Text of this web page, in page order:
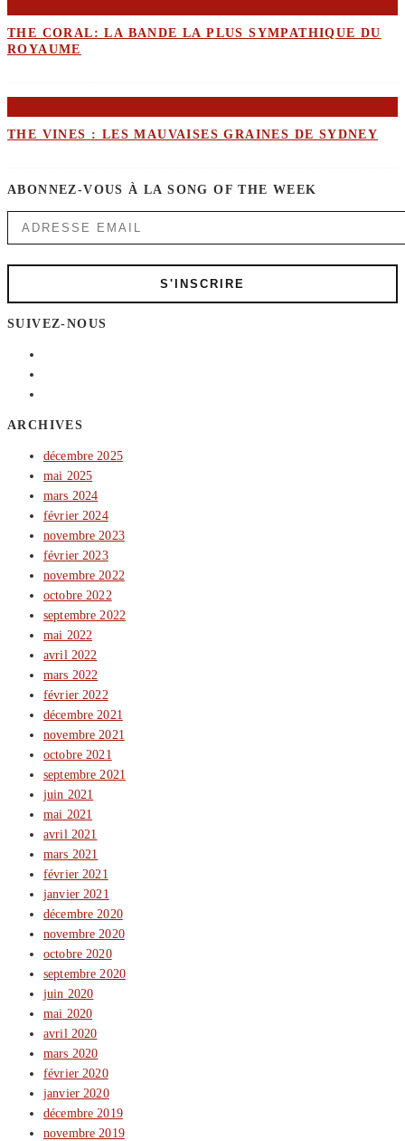
THE CORAL: LA BANDE LA PLUS SYMPATHIQUE DU
ROYAUME
THE VINES : LES MAUVAISES GRAINES DE SYDNEY
ABONNEZ-VOUS À LA SONG OF THE WEEK
SUIVEZ-NOUS
ARCHIVES
décembre 2025
mai 2025
mars 2024
février 2024
novembre 2023
février 2023
novembre 2022
octobre 2022
septembre 2022
mai 2022
avril 2022
mars 2022
février 2022
décembre 2021
novembre 2021
octobre 2021
septembre 2021
juin 2021
mai 2021
avril 2021
mars 2021
février 2021
janvier 2021
décembre 2020
novembre 2020
octobre 2020
septembre 2020
juin 2020
mai 2020
avril 2020
mars 2020
février 2020
janvier 2020
décembre 2019
novembre 2019